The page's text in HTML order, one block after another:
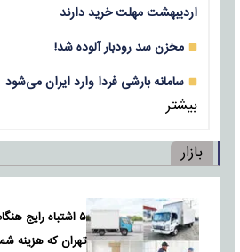
اردیبهشت مهلت خرید دارند
مخزن سد رودبار آلوده شد!
سامانه بارشی فردا وارد ایران می‌شود
بیشتر
بازار
۵ اشتباه رایج
تهران که هزینه